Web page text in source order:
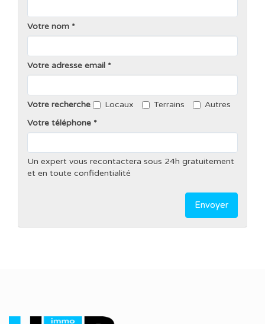
Votre nom
Votre adresse email
Votre recherche Locaux Terrains
Autres
Votre téléphone
Un expert vous recontactera sous 24h gratuitement
et en toute confidentialité
Envoyer